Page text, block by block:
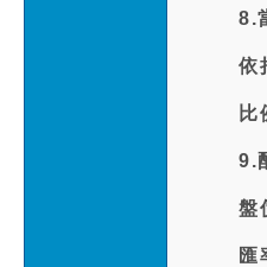
8.
依
比
9.
盤
匯